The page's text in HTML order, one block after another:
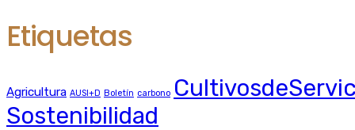
Etiquetas
Agricultura AUSI+D Boletín carbono
Sostenibilidad